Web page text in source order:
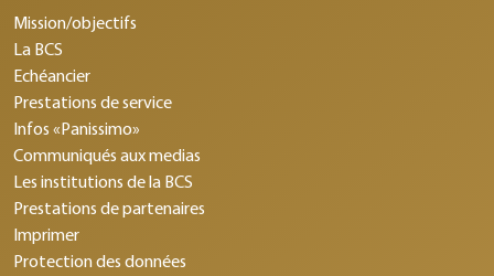
Mission/objectifs
La BCS
Echéancier
Prestations de service
Infos «Panissimo»
Communiqués aux medias
Les institutions de la BCS
Prestations de partenaires
Imprimer
Protection des données